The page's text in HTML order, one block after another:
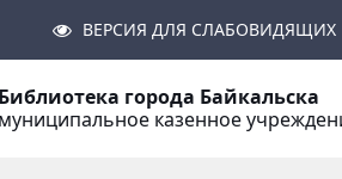
ВЕРСИЯ ДЛЯ СЛАБОВИДЯЩИХ
Библиотека города Байкальска
муниципальное казенное